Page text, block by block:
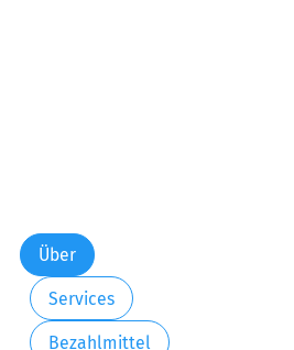
Über
Services
Bezahlmittel